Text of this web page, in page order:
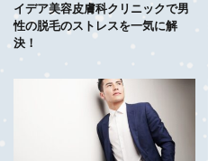
イデア美容皮膚科クリニックで男
性の脱毛のストレスを一気に解
決！